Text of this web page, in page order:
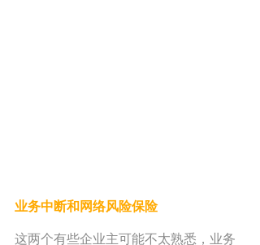
业务中断和网络风险保险
这两个有些企业主可能不太熟悉，业务